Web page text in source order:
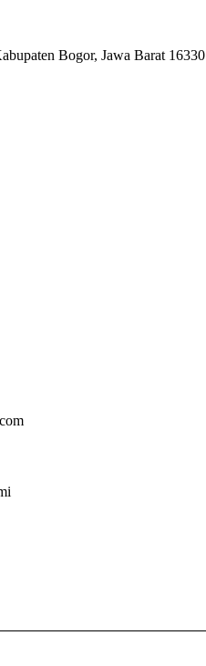
Bogor, Jawa Barat 16330